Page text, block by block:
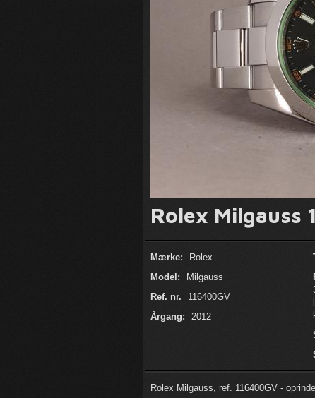
Rolex Milgauss
Mærke:
Rolex
Model:
Milgauss
Ref. nr.
116400GV
Årgang:
2012
Rolex Milgauss, ref. 116400GV -